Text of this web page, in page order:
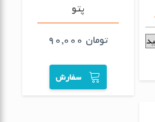
پتو
تومان
سفارش